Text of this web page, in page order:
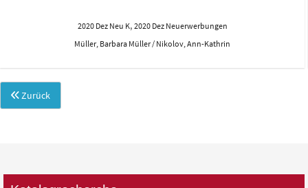
2020 Dez Neu K, 2020 Dez Neuerwerbungen
Müller, Barbara Müller / Nikolov, Ann-Kathrin
Zurück